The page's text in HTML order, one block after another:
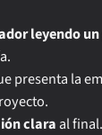
leyendo
presenta la
clara al final.